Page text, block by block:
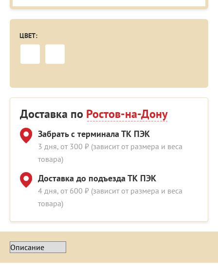
ЦВЕТ:
Доставка по Ростов-на-Дону
Забрать с терминала ТК ПЭК
3 дня, от 300 ₽ (зависит от размера и веса
товара)
Доставка до подъезда ТК ПЭК
4 дня, от 600 ₽ (зависит от размера и веса
товара)